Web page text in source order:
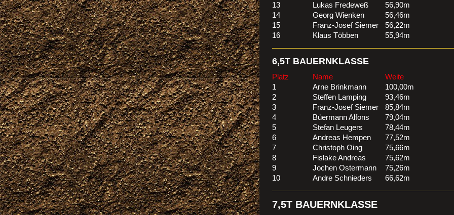
13
Lukas Fredeweß
56,90m
14
Georg Wienken
56,46m
15
Franz-Josef Siemer
56,22m
16
Klaus Többen 55,94m
6,5T BAUERNKLASSE
Platz Name
Weite
1
Arne Brinkmann
100,00m
2
Steffen Lamping
93,46m
3
Franz-Josef Siemer
85,84m
4
Büermann Alfons
79,04m
5
Stefan Leugers
78,44m
6
Andreas Hempen
77,52m
7
Christoph Oing
75,66m
8
Fislake Andreas
75,62m
9
Jochen Ostermann
75,26m
10
Andre Schnieders 66,62m
7,5T BAUERNKLASSE